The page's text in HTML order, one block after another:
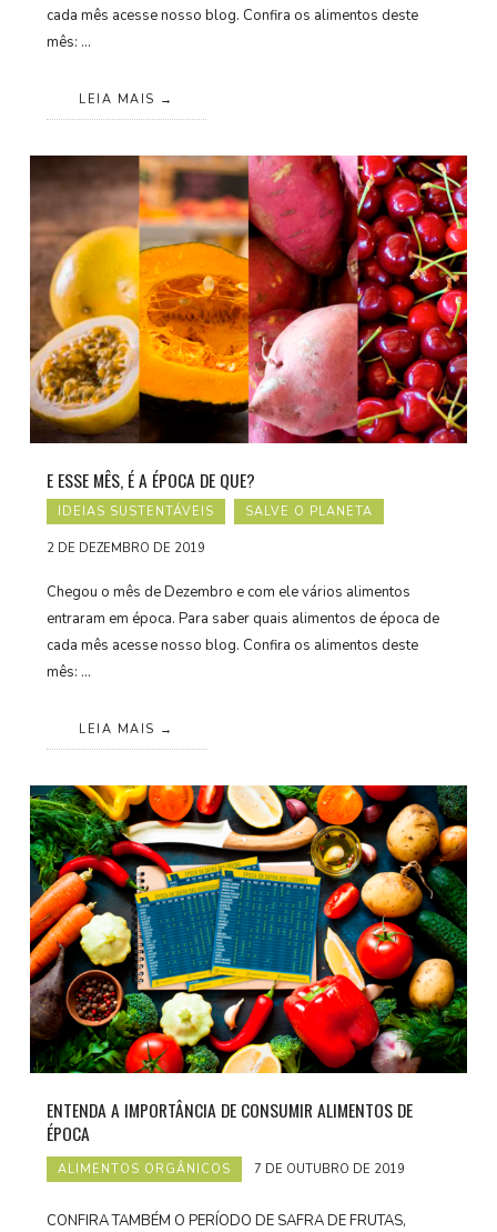
cada mês acesse nosso blog. Confira os alimentos deste
mês: …
LEIA MAIS
E ESSE MÊS, É A ÉPOCA DE QUE?
IDEIAS SUSTENTÁVEIS SALVE O PLANETA
2 DE DEZEMBRO DE 2019
Chegou o mês de Dezembro e com ele vários alimentos
entraram em época. Para saber quais alimentos de época de
cada mês acesse nosso blog. Confira os alimentos deste
mês: …
LEIA MAIS
ENTENDA A IMPORTÂNCIA DE CONSUMIR ALIMENTOS DE
ÉPOCA
ALIMENTOS ORGÂNICOS 7 DE OUTUBRO DE 2019
CONFIRA TAMBÉM O PERÍODO DE SAFRA DE FRUTAS,